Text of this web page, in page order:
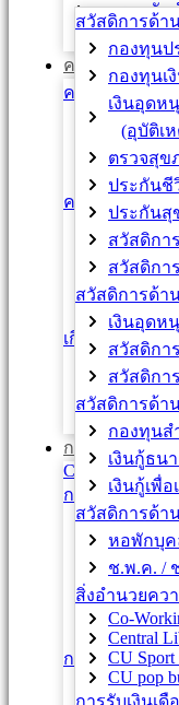
การขอรับ
การขอพร
ความก้าวหน้า
ความก้าวหน้า
พนักงาน
ผศ. / รศ. (
ข้าราชการ
ความก้าวหน้า
การปรับก
พนม. เชี่ย
ข้าราชการ
ลูกจ้างเงิ
เกียรติภูมิคนจุฬ
คนดีศรีจุฬา
ข้าราชกา
บุคลากร
การประเมินผล
CU e-PMS
การประเมินผ
หลักการ
กฎ ระเบียบ
แบบฟอร์ม
หนังสือเวี
ติดต่อสอบ
การประเมินผ
ข้าราชการ
สวัสดิการด้า
กองทุนป
กองทุนเ
เงินอุดห
(อุบัติเ
ตรวจสุข
ประกันชี
ประกันสุ
สวัสดิกา
สวัสดิการ
สวัสดิการด้า
เงินอุดห
สวัสดิกา
สวัสดิกา
สวัสดิการด้า
กองทุนส
เงินกู้ธน
เงินกู้เพื่
สวัสดิการด้า
หอพักบุค
ช.พ.ค. /
สิ่งอำนวยคว
Co-
Central
CU Sport
CU pop
การรับเงินเดื